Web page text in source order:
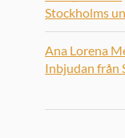
Stockholms
Ana Lorena
Inbjudan från